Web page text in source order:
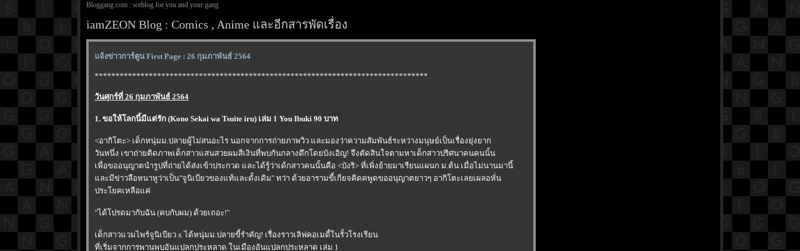
Bloggang.com : weblog for you and your gang
iamZEON Blog : Comics , Anime และอีกสารพัดเรื่อง
จ้งข่าวการ์ตูน First Page : 26 กุมภาพันธ์ 2564
********************************************************************************
วันศุกร์ที่ 26 กุมภาพันธ์ 2564
1. ขอให้โลกนี้มีแต่รัก (Kono Sekai wa Tsuite iru) เล่ม 1 You Ibuki 90 บาท
<อากิโตะ> เด็กหนุ่มม.ปลายผู้ไม่สนอะไร นอกจากการถ่ายภาพวิว และมองว่าความสัมพันธ์ระหว่างมนุษย์เป็นเรื่องยุ่งยาก
วันหนึ่ง เขาถ่ายติดภาพเด็กสาวแสนสวยผมสีเงินที่พบกันกลางดึกโดยบังเอิญ! จึงตัดสินใจตามหาเด็กสาวปริศนาคนคนนั้น
เพื่อขออนุญาตนำรูปที่ถ่ายได้ส่งเข้าประกวด และได้รู้ว่าเด้กสาวคนนั้นคือ <บังริ> ที่เพิ่งย้ายมาเรียนแผนก ม.ต้น เมื่อไม่นานมานี้
ละมีข่าวลือหนาหูว่าเป็น"จูนิเบียวของแท้และดั้งเดิม" ทว่า ด้วยอารามขี้เกียจคิดคพูดขออนุญาตยาวๆ อากิโตะเลยเผลอหั่น
ประโยคเหลือแค่
"ได้โปรดมากับฉัน (คบกับผม) ด้วยเถอะ!"
เด็กสาวแวมไพร์จูนิเบียว x ได้หนุ่มม.ปลายขี้รำคัญ! เรื่องราวเลิฟคอเมดี้ในรั้วโรงเรียน
ที่เริ่มจากการพานพบอันแปลกประหลาด ในเมืองอันแปลกประหลาด เล่ม 1